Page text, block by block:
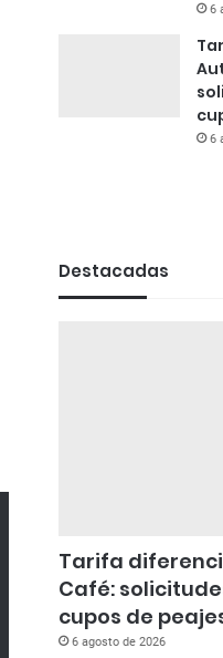
6
6
Destacadas
Tarifa
Café:
cupos de
6 agosto de 2026